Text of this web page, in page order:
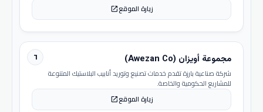
زيارة الموقعopen_in_new
٦ مجموعة أويزان (Awezan Co)
شركة صناعية بارزة تقدم خدمات تصنيع وتوريد أنابيب البلاستيك المتنوعة
للمشاريع الحكومية والخاصة.
زيارة الموقعopen_in_new